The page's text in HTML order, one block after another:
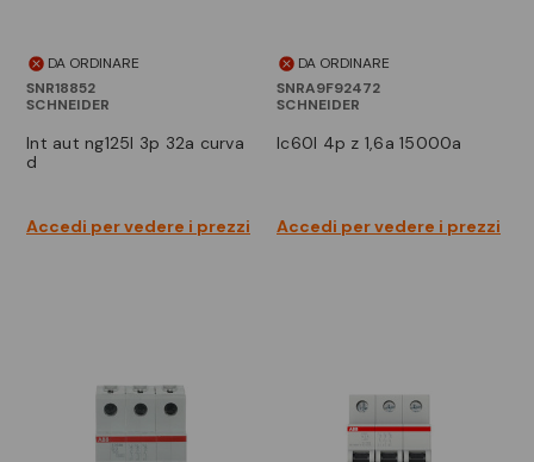
DA ORDINARE
SNR18852
SCHNEIDER
int aut ng125l 3p 32a curva
d
Accedi per vedere i prezzi
DA ORDINARE
SNRA9F92472
SCHNEIDER
ic60l 4p z 1,6a 15000a
Accedi per vedere i prezzi